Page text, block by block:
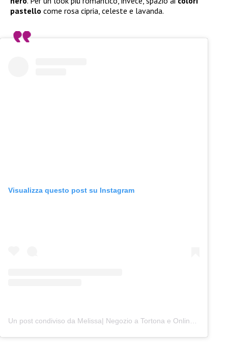
pastello come rosa cipria, celeste e lavanda.
Visualizza questo post su Instagram
Un post condiviso da Melissa| Negozio a Tortona e Online (@junocreativelab)